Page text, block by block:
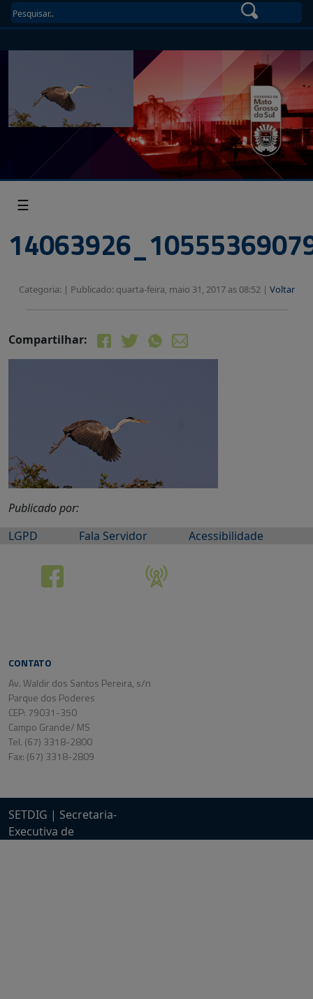
☰
Categoria: | Publicado: quarta-feira, maio 31, 2017 as 08:52 | Voltar
Compartilhar:
Publicado por:
LGPD
Fala Servidor Acessibilidade
CONTATO
Av. Waldir dos Santos Pereira, s/n
Parque dos Poderes
CEP: 79031-350
Campo Grande/ MS
Tel. (67) 3318-2800
Fax: (67) 3318-2809
SETDIG | Secretaria-
Executiva de